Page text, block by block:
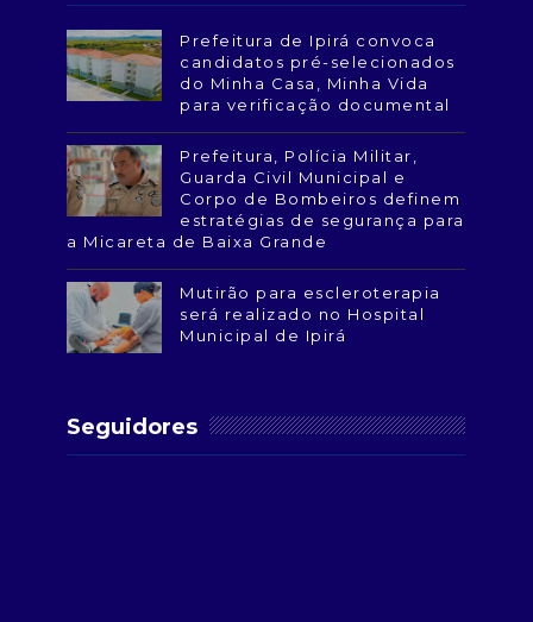
Prefeitura de Ipirá convoca
candidatos pré-selecionados
do Minha Casa, Minha Vida
para verificação documental
Prefeitura, Polícia Militar,
Guarda Civil Municipal e
Corpo de Bombeiros definem
estratégias de segurança para
a Micareta de Baixa Grande
Mutirão para escleroterapia
será realizado no Hospital
Municipal de Ipirá
Seguidores